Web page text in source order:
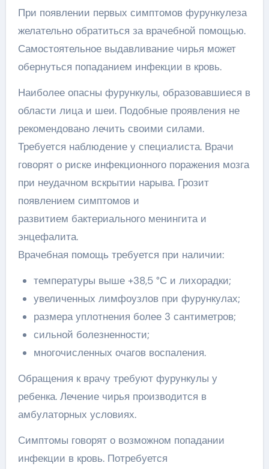
При появлении первых симптомов фурункулеза
желательно обратиться за врачебной помощью.
Самостоятельное выдавливание чирья может
обернуться попаданием инфекции в кровь.
Наиболее опасны фурункулы, образовавшиеся в
области лица и шеи. Подобные проявления не
рекомендовано лечить своими силами.
Требуется наблюдение у специалиста. Врачи
говорят о риске инфекционного поражения мозга
при неудачном вскрытии нарыва. Грозит
появлением симптомов и
развитием бактериального менингита и
энцефалита.
Врачебная помощь требуется при наличии:
температуры выше +38,5 °С и лихорадки;
увеличенных лимфоузлов при фурункулах;
размера уплотнения более 3 сантиметров;
сильной болезненности;
многочисленных очагов воспаления.
Обращения к врачу требуют фурункулы у
ребенка. Лечение чирья производится в
амбулаторных условиях.
Симптомы говорят о возможном попадании
инфекции в кровь. Потребуется